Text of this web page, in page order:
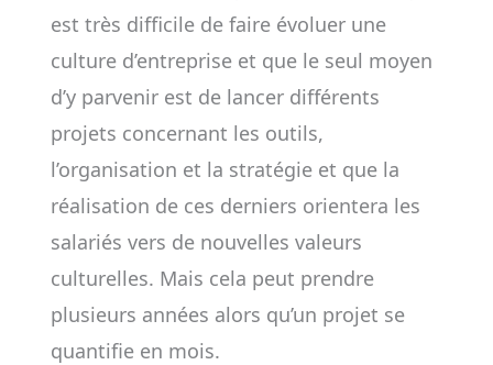
est très difficile de faire évoluer une
culture d’entreprise et que le seul moyen
d’y parvenir est de lancer différents
projets concernant les outils,
l’organisation et la stratégie et que la
réalisation de ces derniers orientera les
salariés vers de nouvelles valeurs
culturelles. Mais cela peut prendre
plusieurs années alors qu’un projet se
quantifie en mois.